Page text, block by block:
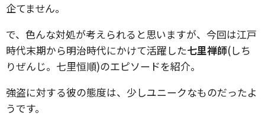
企てません。
で、色んな対処が考えられると思いますが、今回は江戸
時代末期から明治時代にかけて活躍した七里禅師(しち
りぜんじ。七里恒順)のエピソードを紹介。
強盗に対する彼の態度は、少しユニークなものだったよ
うです。